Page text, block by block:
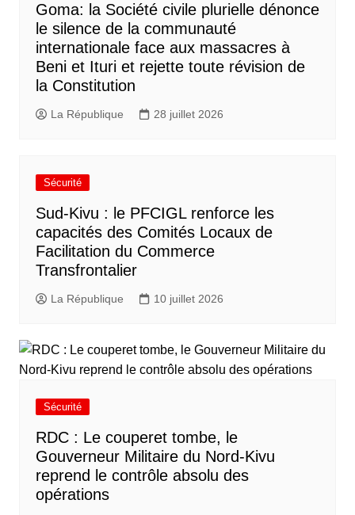
Goma: la Société civile plurielle dénonce
le silence de la communauté
internationale face aux massacres à
Beni et Ituri et rejette toute révision de
la Constitution
La République 28 juillet 2026
Sécurité
Sud-Kivu : le PFCIGL renforce les
capacités des Comités Locaux de
Facilitation du Commerce
Transfrontalier
La République 10 juillet 2026
Sécurité
RDC : Le couperet tombe, le
Gouverneur Militaire du Nord-Kivu
reprend le contrôle absolu des
opérations